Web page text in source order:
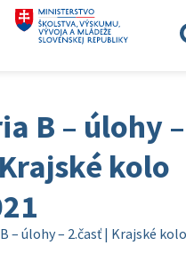
B – úlohy –
kolo
– úlohy – 2.časť | Krajské